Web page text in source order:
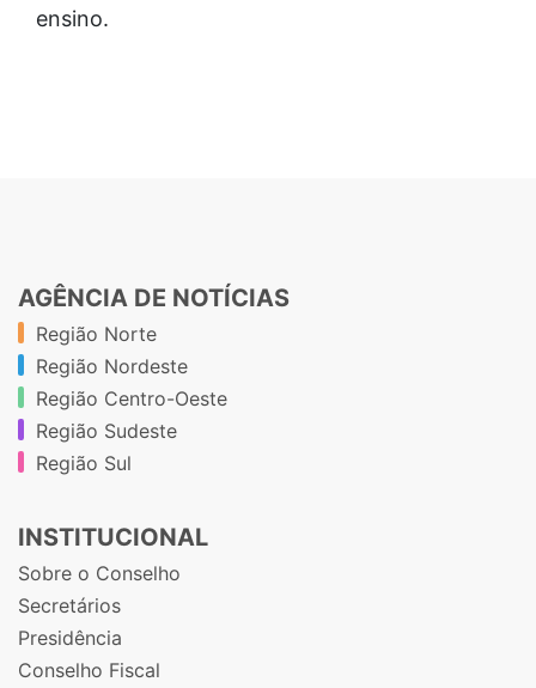
ensino.
AGÊNCIA DE NOTÍCIAS
Região Norte
Região Nordeste
Região Centro-Oeste
Região Sudeste
Região Sul
INSTITUCIONAL
Sobre o Conselho
Secretários
Presidência
Conselho Fiscal